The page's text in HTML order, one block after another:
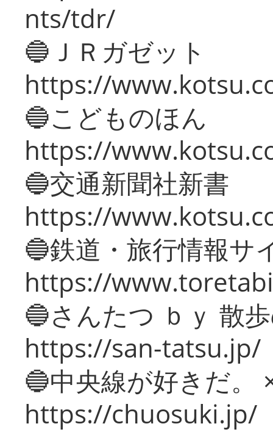
nts/tdr/
🔵ＪＲガゼット
https://
🔵こどものほん
https://
🔵交通新聞社新書
https://
🔵鉄道・旅行情報サ
https://
🔵さんたつ ｂｙ 散
https://san-tatsu.jp/
🔵中央線が好きだ。
https://chuosuki.jp/